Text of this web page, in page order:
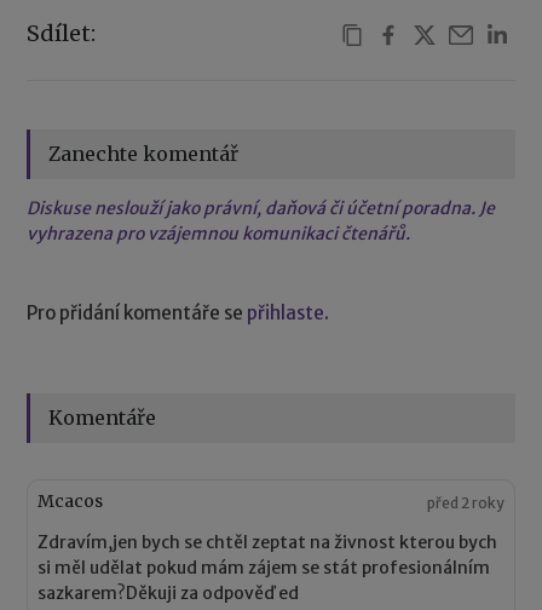
Sdílet:
Zanechte komentář
Diskuse neslouží jako právní, daňová či účetní poradna. Je
vyhrazena pro vzájemnou komunikaci čtenářů.
Pro přidání komentáře se přihlaste.
Komentáře
Mcacos před 2 roky
Zdravím,jen bych se chtěl zeptat na živnost kterou bych
si měl udělat pokud mám zájem se stát profesionálním
sazkarem?Děkuji za odpověď ed